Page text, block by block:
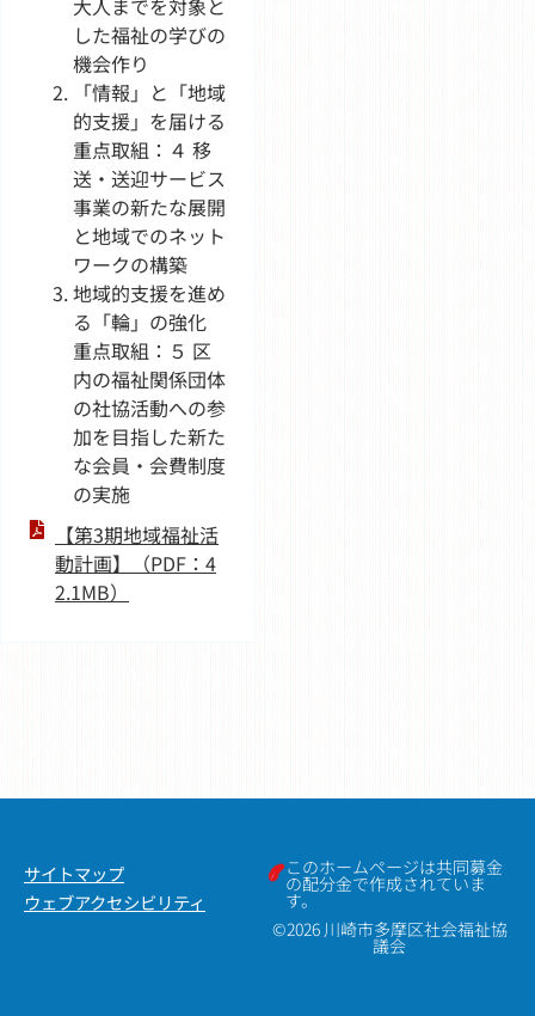
大人までを対象と
した福祉の学びの
機会作り
「情報」と「地域
的支援」を届ける
重点取組：４ 移
送・送迎サービス
事業の新たな展開
と地域でのネット
ワークの構築
地域的支援を進め
る「輪」の強化
重点取組：５ 区
内の福祉関係団体
の社協活動への参
加を目指した新た
な会員・会費制度
の実施
【第3期地域福祉活
動計画】（PDF：4
2.1MB）
©2026 川崎市多摩区社会福祉協
議会
このホームページは共同募金
の配分金で作成されていま
す。
サイトマップ
ウェブアクセシビリティ